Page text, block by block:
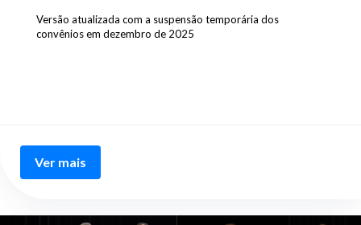
Versão atualizada com a suspensão temporária dos
convênios em dezembro de 2025
Ver mais